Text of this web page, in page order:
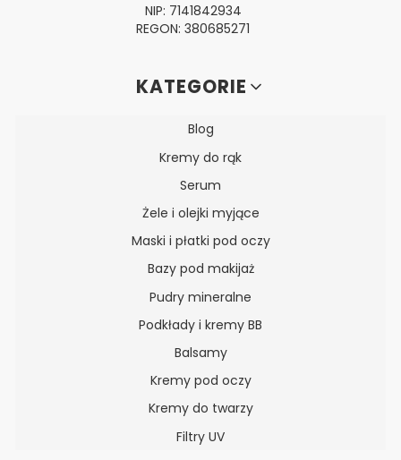
NIP: 7141842934
REGON: 380685271
Linki w stopceKATEGORIE
Blog
Kremy do rąk
Serum
Żele i olejki myjące
Maski i płatki pod oczy
Bazy pod makijaż
Pudry mineralne
Podkłady i kremy BB
Balsamy
Kremy pod oczy
Kremy do twarzy
Filtry UV